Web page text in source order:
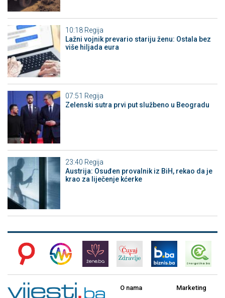
10:18 Regija
Lažni vojnik prevario stariju ženu: Ostala bez
više hiljada eura
07:51 Regija
Zelenski sutra prvi put službeno u Beogradu
23:40 Regija
Austrija: Osuđen provalnik iz BiH, rekao da je
krao za liječenje kćerke
O nama
Marketing